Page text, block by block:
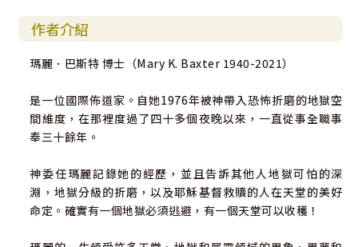
作者介紹
瑪麗．巴斯特 博士（Mary K. Baxter 1940-2021）
是一位國際佈道家。自她1976年被神帶入恐怖折磨的地獄空
間維度，在那裡度過了四十多個夜晚以來，一直從事全職事
奉三十餘年。
神委任瑪麗記錄她的經歷，並且告訴其他人地獄可怕的深
淵，地獄分級的折磨，以及耶穌基督救贖的人在天堂的美好
命定。確實有一個地獄必須逃避，有一個天堂可以收穫！